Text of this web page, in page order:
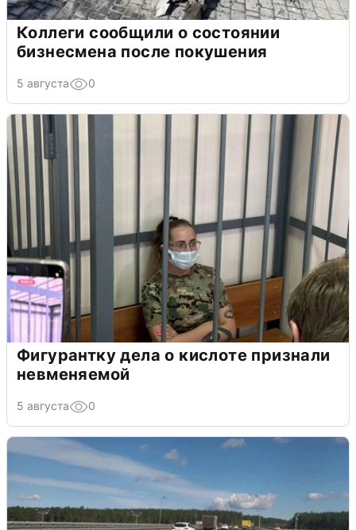
Коллеги сообщили о состоянии
бизнесмена после покушения
5 августа 0
Фигурантку дела о кислоте признали
невменяемой
5 августа 0